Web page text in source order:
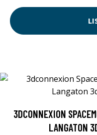
3DCONNEXION
LANGATON